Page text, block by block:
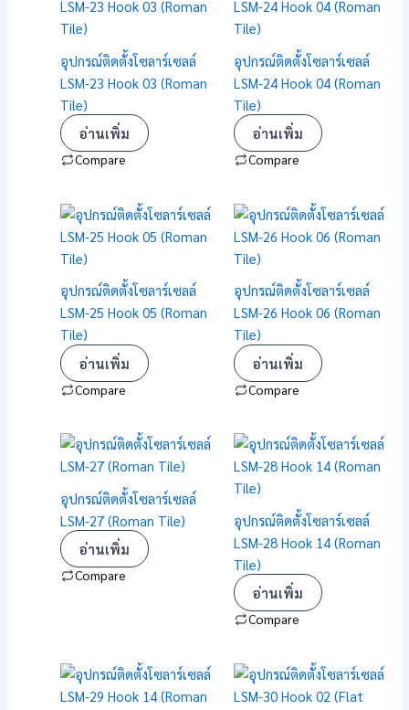
อุปกรณ์ติดตั้งโซลาร์เซลล์
LSM-23 Hook 03 (Roman
Tile)
อ่านเพิ่ม
Compare
อุปกรณ์ติดตั้งโซลาร์เซลล์
LSM-24 Hook 04 (Roman
Tile)
อ่านเพิ่ม
Compare
อุปกรณ์ติดตั้งโซลาร์เซลล์
LSM-25 Hook 05 (Roman
Tile)
อ่านเพิ่ม
Compare
อุปกรณ์ติดตั้งโซลาร์เซลล์
LSM-26 Hook 06 (Roman
Tile)
อ่านเพิ่ม
Compare
อุปกรณ์ติดตั้งโซลาร์เซลล์
LSM-27 (Roman Tile)
อ่านเพิ่ม
Compare
อุปกรณ์ติดตั้งโซลาร์เซลล์
LSM-28 Hook 14 (Roman
Tile)
อ่านเพิ่ม
Compare